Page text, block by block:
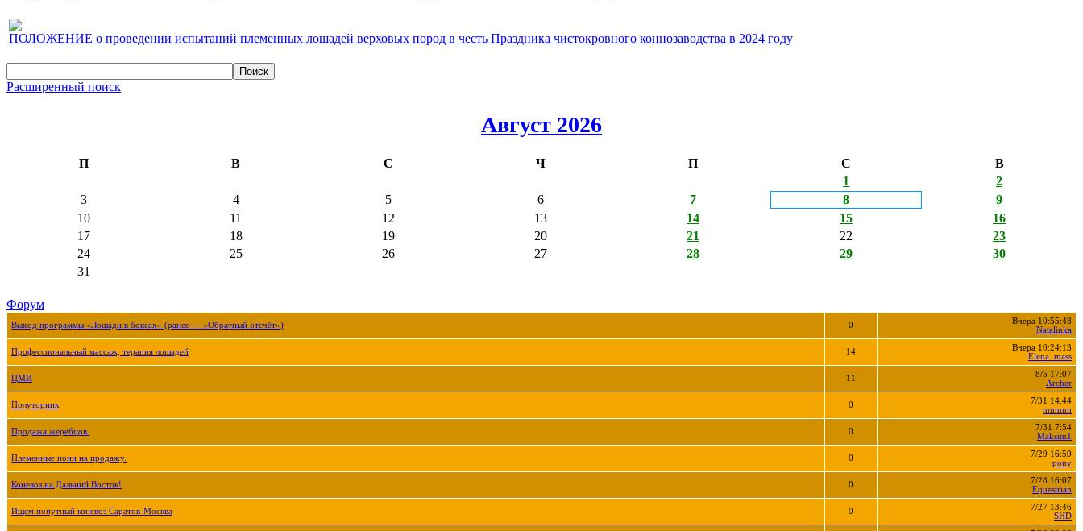
ПОЛОЖЕНИЕ о проведении испытаний племенных лошадей верховых пород в честь Праздника чистокровного коннозаводства в 2024 году
Расширенный поиск
Август 2026
П В С Ч П С
В
1
2
3
4 5 6 7 8
9
10
11 12 13 14 15
16
17
18 19 20 21 22
23
24
25 26 27 28 29
30
31
Форум
Выход программы «Лошади в боксах» (ранее — «Обратный отсчёт») 0
Вчера 10:55:48
Natalinka
Профессиональный массаж, терапия лошадей 14
Вчера 10:24:13
Elena_mass
ЦМИ 11
8/5 17:07
Archer
Полуторник 0
7/31 14:44
nnnnnn
Продажа жеребцов. 0
7/31 7:54
Maksim1
Племенные пони на продажу. 0
7/29 16:59
pony
Коневоз на Дальний Восток! 0
7/28 16:07
Equestrian
Ищем попутный коневоз Саратов-Москва 0
7/27 13:46
SHD